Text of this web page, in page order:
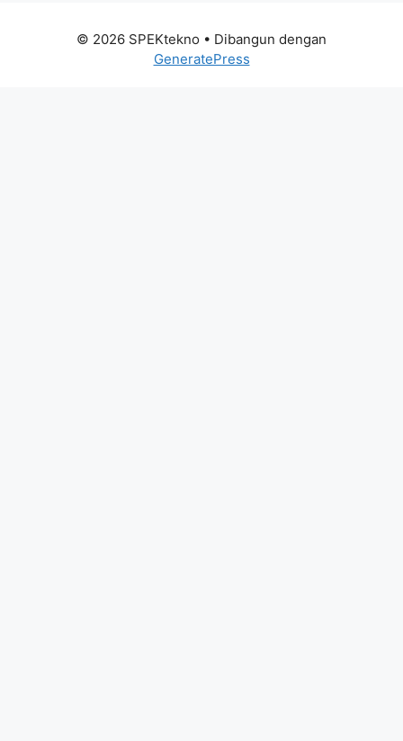
© 2026 SPEKtekno • Dibangun dengan
GeneratePress